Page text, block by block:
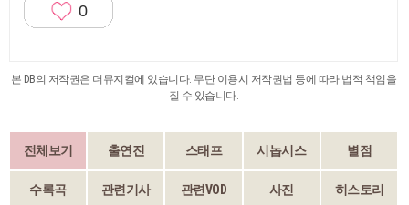
0
본 DB의 저작권은 더뮤지컬에 있습니다. 무단 이용시 저작권법 등에 따라 법적 책임을
질 수 있습니다.
전체보기 출연진 스태프 시놉시스 별점
수록곡 관련기사 관련VOD 사진 히스토리